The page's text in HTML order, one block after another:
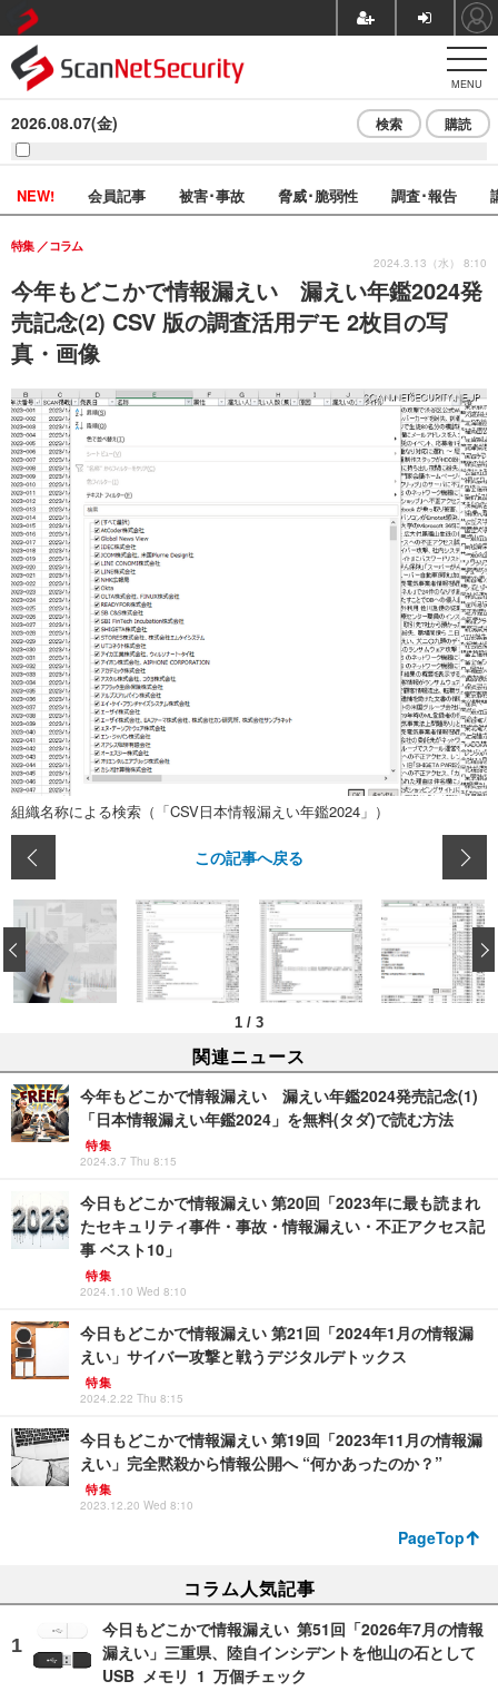
MENU
2026.08.07(金) 検索 購読
NEW! 会員記事 被害･事故 脅威･脆弱性 調査･報告
今年もどこかで情報漏えい 漏えい年鑑2024発
売記念(2) CSV 版の調査活用デモ 2枚目の写
真・画像
特集 コラム
2024.3.13（水） 8:10
組織名称による検索（「CSV日本情報漏えい年鑑2024」）
この記事へ戻る
1 / 3
‹
関連ニュース
今年もどこかで情報漏えい 漏えい年鑑2024発売記念(1)
「日本情報漏えい年鑑2024」を無料(タダ)で読む方法
特集
2024.3.7 Thu 8:15
今日もどこかで情報漏えい 第20回「2023年に最も読まれ
たセキュリティ事件・事故・情報漏えい・不正アクセス記
事 ベスト10」
特集
2024.1.10 Wed 8:10
今日もどこかで情報漏えい 第21回「2024年1月の情報漏
えい」サイバー攻撃と戦うデジタルデトックス
特集
2024.2.22 Thu 8:15
今日もどこかで情報漏えい 第19回「2023年11月の情報漏
えい」完全黙殺から情報公開へ “何かあったのか？”
特集
2023.12.20 Wed 8:10
PageTop
コラム人気記事
今日もどこかで情報漏えい 第51回「2026年7月の情報
漏えい」三重県、陸自インシデントを他山の石として
USB メモリ 1 万個チェック